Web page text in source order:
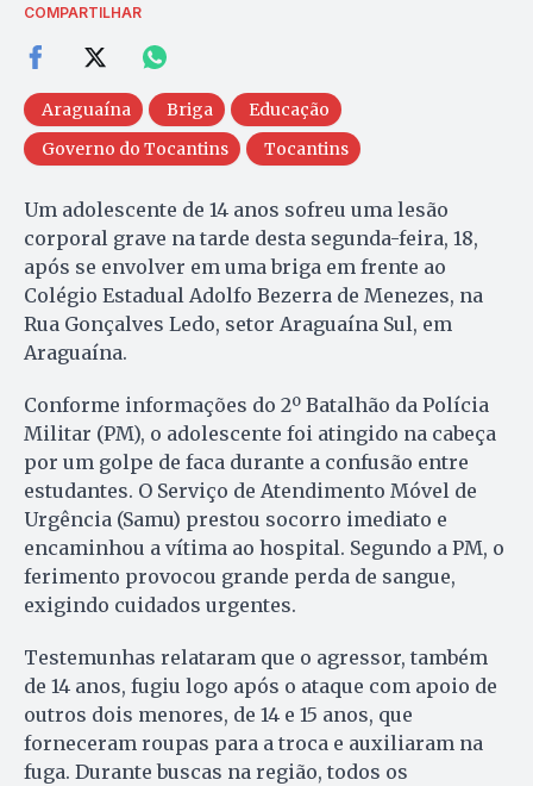
COMPARTILHAR
Araguaína Briga
Educação
Governo do Tocantins
Tocantins
Um adolescente de 14 anos sofreu uma lesão
corporal grave na tarde desta segunda-feira, 18,
após se envolver em uma briga em frente ao
Colégio Estadual Adolfo Bezerra de Menezes, na
Rua Gonçalves Ledo, setor Araguaína Sul, em
Araguaína.
Conforme informações do 2º Batalhão da Polícia
Militar (PM), o adolescente foi atingido na cabeça
por um golpe de faca durante a confusão entre
estudantes. O Serviço de Atendimento Móvel de
Urgência (Samu) prestou socorro imediato e
encaminhou a vítima ao hospital. Segundo a PM, o
ferimento provocou grande perda de sangue,
exigindo cuidados urgentes.
Testemunhas relataram que o agressor, também
de 14 anos, fugiu logo após o ataque com apoio de
outros dois menores, de 14 e 15 anos, que
forneceram roupas para a troca e auxiliaram na
fuga. Durante buscas na região, todos os